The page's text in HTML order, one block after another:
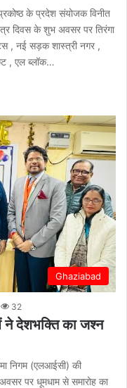
के प्रदेश संयोजक विनीत
दिवस के शुभ अवसर पर तिरंगा
, नई सड़क शास्त्री नगर ,
, एल ब्लॉक…
Ghaziabad
32
ने देशभक्ति का जश्न
निगम (एलआईसी) की
पर धूमधाम से समारोह का